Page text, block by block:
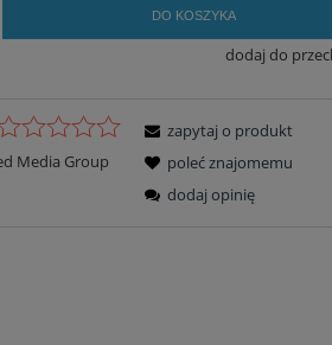
DO KOSZYKA
dodaj do
Media Group
zapytaj o produkt
poleć znajomemu
dodaj opinię